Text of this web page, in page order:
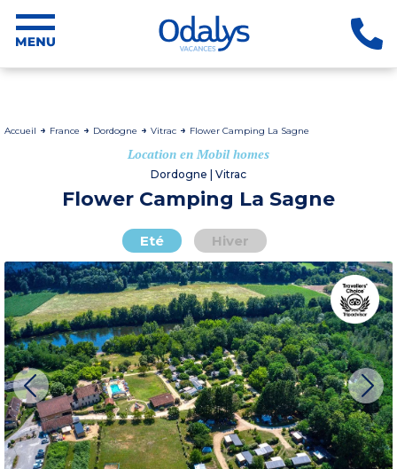
Accueil France Dordogne Vitrac Flower Camping La Sagne
Location en Mobil homes
Dordogne | Vitrac
Flower Camping La Sagne
Eté Hiver